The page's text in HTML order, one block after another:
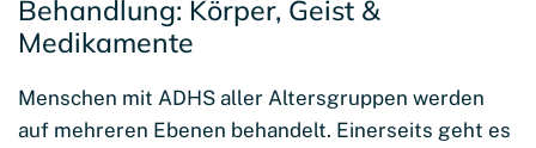
Behandlung: Körper, Geist &
Medikamente
Menschen mit ADHS aller Altersgruppen werden
auf mehreren Ebenen behandelt. Einerseits geht es